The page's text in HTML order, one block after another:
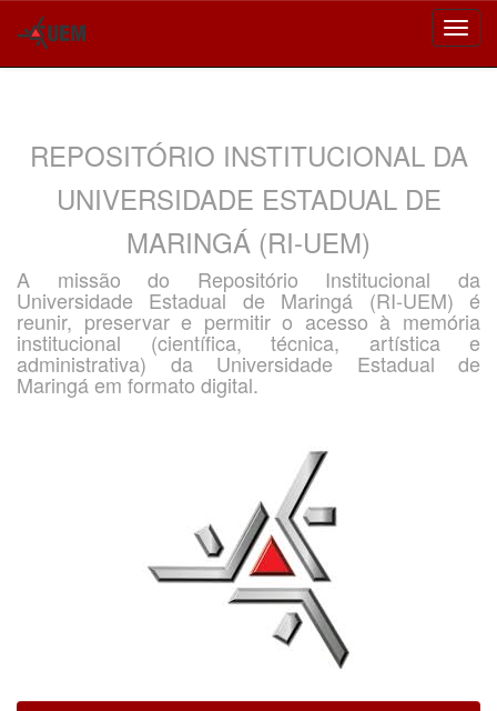
REPOSITÓRIO INSTITUCIONAL DA
UNIVERSIDADE ESTADUAL DE
MARINGÁ (RI-UEM)
A missão do Repositório Institucional da
Universidade Estadual de Maringá (RI-UEM) é
reunir, preservar e permitir o acesso à memória
institucional (científica, técnica, artística e
administrativa) da Universidade Estadual de
Maringá em formato digital.